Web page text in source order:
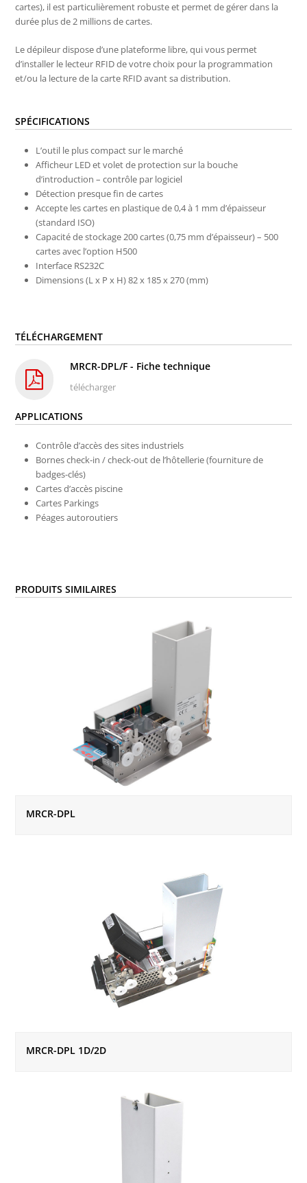
cartes), il est particulièrement robuste et permet de gérer dans la
durée plus de 2 millions de cartes.
Le dépileur dispose d’une plateforme libre, qui vous permet
d’installer le lecteur RFID de votre choix pour la programmation
et/ou la lecture de la carte RFID avant sa distribution.
SPÉCIFICATIONS
L’outil le plus compact sur le marché
Afficheur LED et volet de protection sur la bouche
d’introduction – contrôle par logiciel
Détection presque fin de cartes
Accepte les cartes en plastique de 0,4 à 1 mm d’épaisseur
(standard ISO)
Capacité de stockage 200 cartes (0,75 mm d’épaisseur) – 500
cartes avec l’option H500
Interface RS232C
Dimensions (L x P x H) 82 x 185 x 270 (mm)
TÉLÉCHARGEMENT
MRCR-DPL/F - Fiche technique
télécharger
APPLICATIONS
Contrôle d’accès des sites industriels
Bornes check-in / check-out de l’hôtellerie (fourniture de
badges-clés)
Cartes d’accès piscine
Cartes Parkings
Péages autoroutiers
PRODUITS SIMILAIRES
MRCR-DPL
MRCR-DPL 1D/2D